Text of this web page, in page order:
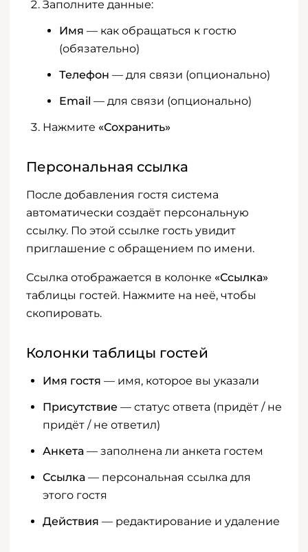
Заполните данные:
Имя — как обращаться к гостю
(обязательно)
Телефон — для связи (опционально)
Email — для связи (опционально)
Нажмите «Сохранить»
Персональная ссылка
После добавления гостя система
автоматически создаёт персональную
ссылку. По этой ссылке гость увидит
приглашение с обращением по имени.
Ссылка отображается в колонке «Ссылка»
таблицы гостей. Нажмите на неё, чтобы
скопировать.
Колонки таблицы гостей
Имя гостя — имя, которое вы указали
Присутствие — статус ответа (придёт / не
придёт / не ответил)
Анкета — заполнена ли анкета гостем
Ссылка — персональная ссылка для
этого гостя
Действия — редактирование и удаление